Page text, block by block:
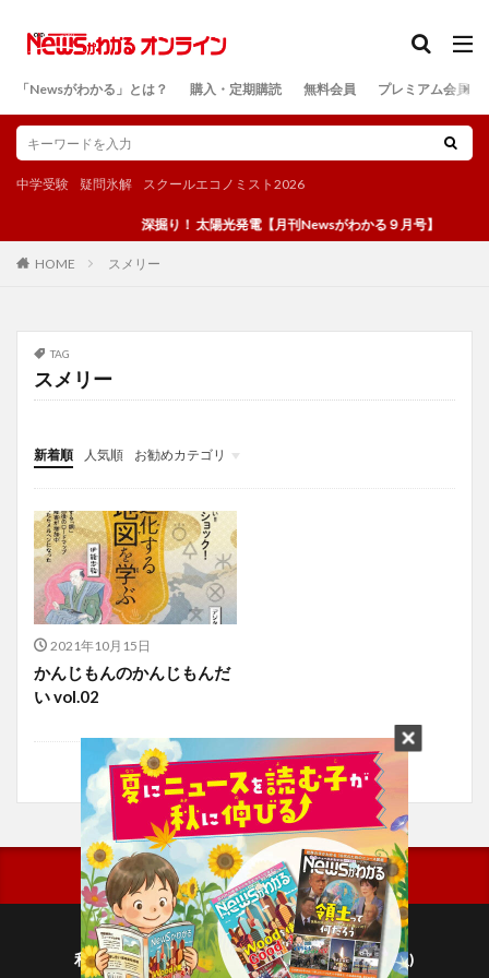
「Newsがわかる」とは？ 購入・定期購読 無料会員 プレミアム会員
中学受験 疑問氷解 スクールエコノミスト2026
深掘り！ 太陽光発電【月刊Newsがわかる９月号】
HOME スメリー
TAG
スメリー
新着順 人気順
お勧めカテゴリ
投稿
学び
マンガ
電子書籍
2021年10月15日
かんじもんのかんじもんだ
い vol.02
利用規約
プライバシーポリシー(毎日新聞出版)
検索